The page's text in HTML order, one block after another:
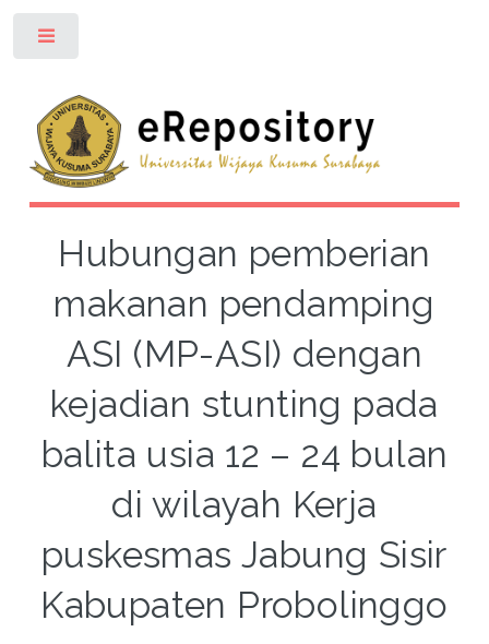
Hubungan pemberian
makanan pendamping
ASI (MP-ASI) dengan
kejadian stunting pada
balita usia 12 – 24 bulan
di wilayah Kerja
puskesmas Jabung Sisir
Kabupaten Probolinggo